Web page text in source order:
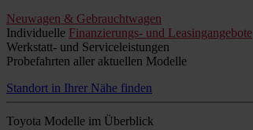
Neuwagen & Gebrauchtwagen
Individuelle Finanzierungs- und Leasingangebote
Werkstatt- und Serviceleistungen
Probefahrten aller aktuellen Modelle
Standort in Ihrer Nähe finden
Toyota Modelle im Überblick